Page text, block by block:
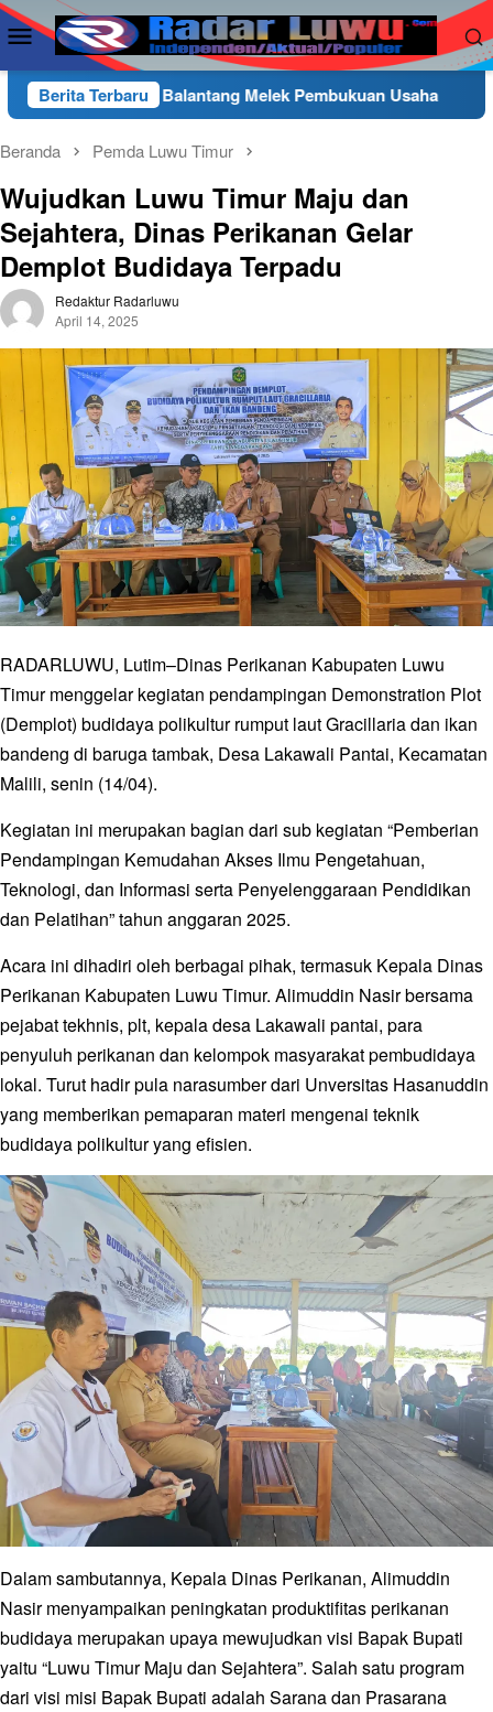
Loncat
ke
konten
Menu
Mobile
Berita Terbaru
Melek Pembukuan Usaha Wakapolres Luwu
Beranda Pemda Luwu Timur
Wujudkan Luwu Timur Maju dan
Sejahtera, Dinas Perikanan Gelar
Demplot Budidaya Terpadu
Redaktur Radarluwu
April 14, 2025
RADARLUWU, Lutim–Dinas Perikanan Kabupaten Luwu
Timur menggelar kegiatan pendampingan Demonstration Plot
(Demplot) budidaya polikultur rumput laut Gracillaria dan ikan
bandeng di baruga tambak, Desa Lakawali Pantai, Kecamatan
Malili, senin (14/04).
Kegiatan ini merupakan bagian dari sub kegiatan “Pemberian
Pendampingan Kemudahan Akses Ilmu Pengetahuan,
Teknologi, dan Informasi serta Penyelenggaraan Pendidikan
dan Pelatihan” tahun anggaran 2025.
Acara ini dihadiri oleh berbagai pihak, termasuk Kepala Dinas
Perikanan Kabupaten Luwu Timur. Alimuddin Nasir bersama
pejabat tekhnis, plt, kepala desa Lakawali pantai, para
penyuluh perikanan dan kelompok masyarakat pembudidaya
lokal. Turut hadir pula narasumber dari Unversitas Hasanuddin
yang memberikan pemaparan materi mengenai teknik
budidaya polikultur yang efisien.
Dalam sambutannya, Kepala Dinas Perikanan, Alimuddin
Nasir menyampaikan peningkatan produktifitas perikanan
budidaya merupakan upaya mewujudkan visi Bapak Bupati
yaitu “Luwu Timur Maju dan Sejahtera”. Salah satu program
dari visi misi Bapak Bupati adalah Sarana dan Prasarana